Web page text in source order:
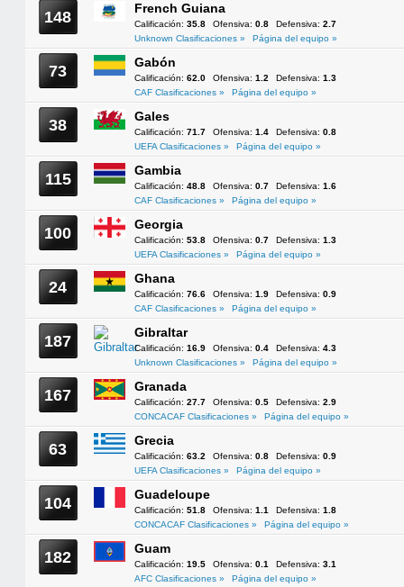
148 French Guiana
Calificación: 35.8 Ofensiva: 0.8 Defensiva: 2.7
Unknown Clasificaciones »
Página del equipo »
73 Gabón
Calificación: 62.0 Ofensiva: 1.2 Defensiva: 1.3
CAF Clasificaciones »
Página del equipo »
38 Gales
Calificación: 71.7 Ofensiva: 1.4 Defensiva: 0.8
UEFA Clasificaciones »
Página del equipo »
115 Gambia
Calificación: 48.8 Ofensiva: 0.7 Defensiva: 1.6
CAF Clasificaciones »
Página del equipo »
100 Georgia
Calificación: 53.8 Ofensiva: 0.7 Defensiva: 1.3
UEFA Clasificaciones »
Página del equipo »
24 Ghana
Calificación: 76.6 Ofensiva: 1.9 Defensiva: 0.9
CAF Clasificaciones »
Página del equipo »
187 Gibraltar
Calificación: 16.9 Ofensiva: 0.4 Defensiva: 4.3
Unknown Clasificaciones »
Página del equipo »
167 Granada
Calificación: 27.7 Ofensiva: 0.5 Defensiva: 2.9
CONCACAF Clasificaciones »
Página del equipo »
63 Grecia
Calificación: 63.2 Ofensiva: 0.8 Defensiva: 0.9
UEFA Clasificaciones »
Página del equipo »
104 Guadeloupe
Calificación: 51.8 Ofensiva: 1.1 Defensiva: 1.8
CONCACAF Clasificaciones »
Página del equipo »
182 Guam
Calificación: 19.5 Ofensiva: 0.1 Defensiva: 3.1
AFC Clasificaciones »
Página del equipo »